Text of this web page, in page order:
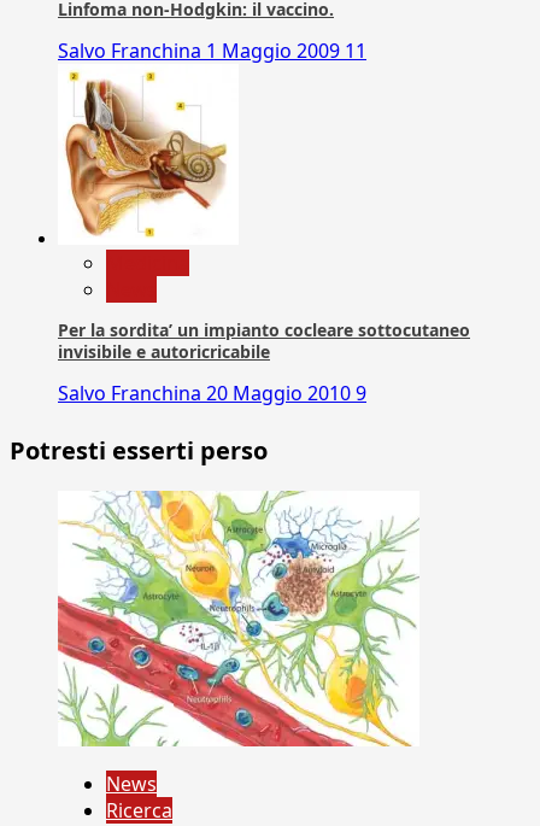
Linfoma non-Hodgkin: il vaccino.
Salvo Franchina 1 Maggio 2009 11
Per la sordita’ un impianto cocleare sottocutaneo
invisibile e autoricricabile
Salvo Franchina 20 Maggio 20109
Potresti esserti perso
News
Ricerca